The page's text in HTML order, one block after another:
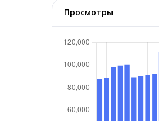
Просмотры